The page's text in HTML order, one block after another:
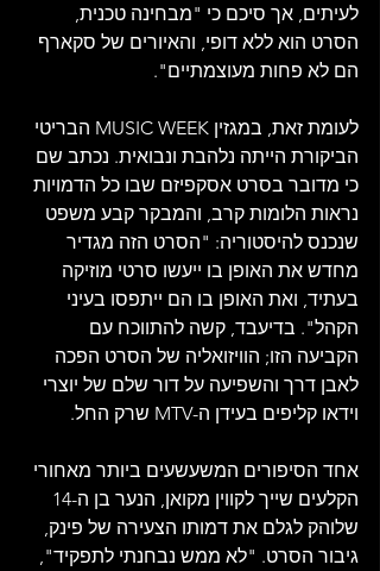
לעיתים, אך סיכם כי "מבחינה טכנית,
הסרט הוא ללא דופי, והאיורים של סקארף
הם לא פחות מעוצמתיים".
לעומת זאת, במגזין MUSIC WEEK הבריטי
הביקורת הייתה נלהבת ונבואית. נכתב שם
כי מדובר בסרט אסקפיזם שבו כל הדמויות
נראות הלומות קרב, והמבקר קבע משפט
שנכנס להיסטוריה: "הסרט הזה מגדיר
מחדש את האופן בו ייעשו סרטי מוזיקה
בעתיד, ואת האופן בו הם ייתפסו בעיני
הקהל". בדיעבד, קשה להתווכח עם
הקביעה הזו; הוויזואליה של הסרט הפכה
לאבן דרך והשפיעה על דור שלם של יוצרי
וידאו קליפים בעידן ה-MTV שרק החל.
אחד הסיפורים המשעשעים ביותר מאחורי
שלוהק לגלם את דמותו הצעירה של פינק,
גיבור הסרט. "לא ממש נבחנתי לתפקיד",